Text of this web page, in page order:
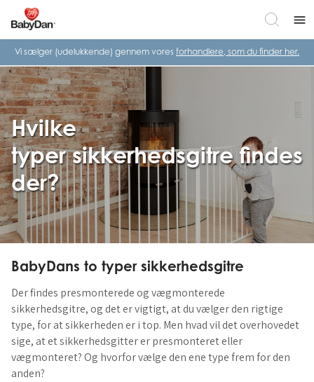
menu
Vi sælger (udelukkende) gennem vores forhandlere, som du finder her.
Hvilke
typer sikkerhedsgitre findes
der?
BabyDans to typer sikkerhedsgitre
Der findes presmonterede og vægmonterede
sikkerhedsgitre, og det er vigtigt, at du vælger den rigtige
type, for at sikkerheden er i top. Men hvad vil det overhovedet
sige, at et sikkerhedsgitter er presmonteret eller
vægmonteret? Og hvorfor vælge den ene type frem for den
anden?